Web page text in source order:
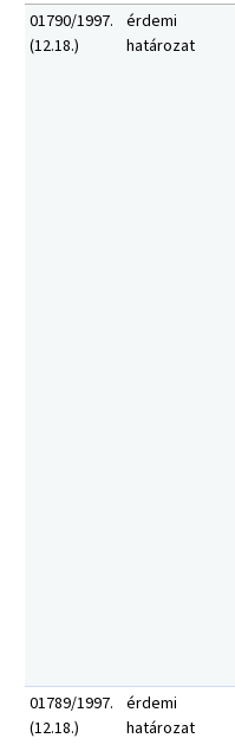
01790/1997.
(12.18.)
érdemi
határozat
01789/1997.
(12.18.)
érdemi
határozat